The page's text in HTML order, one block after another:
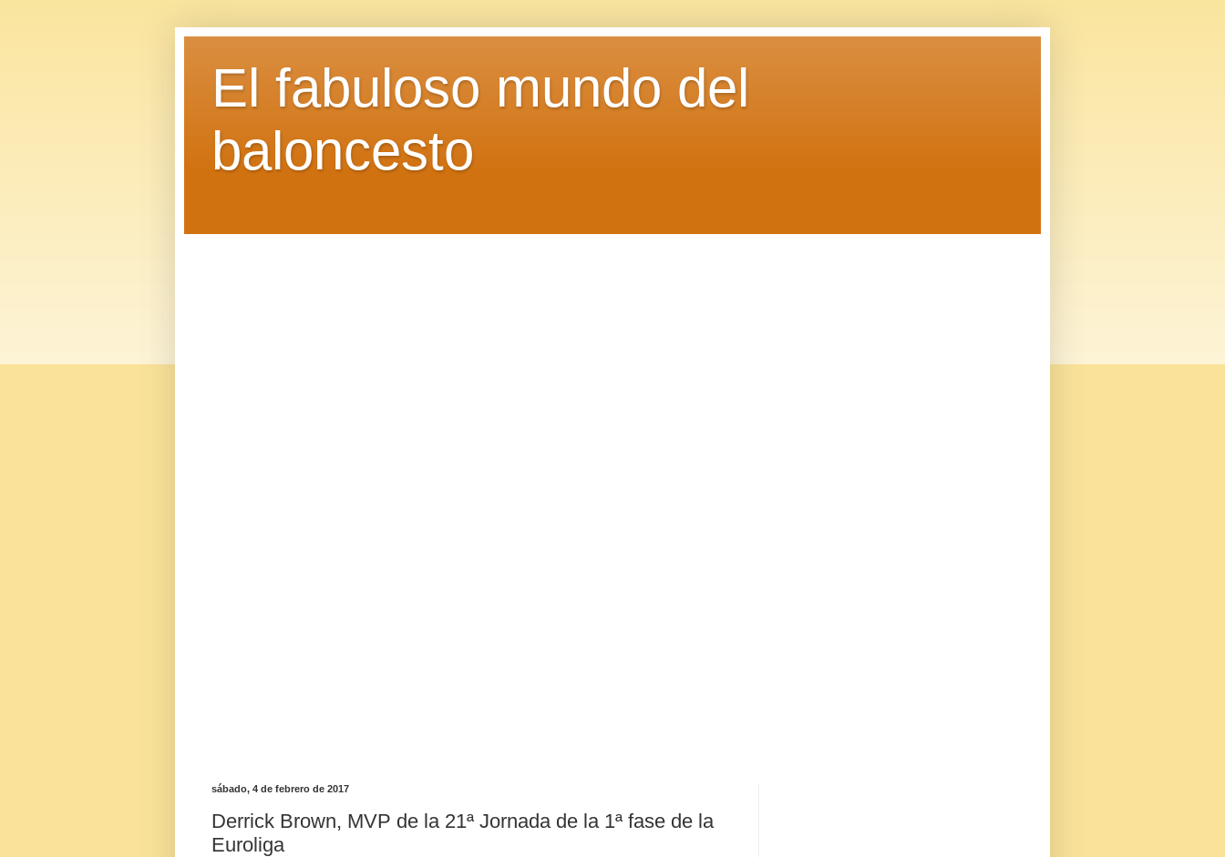
El fabuloso mundo del
baloncesto
sábado, 4 de febrero de 2017
Derrick Brown, MVP de la 21ª Jornada de la 1ª fase de la
Euroliga